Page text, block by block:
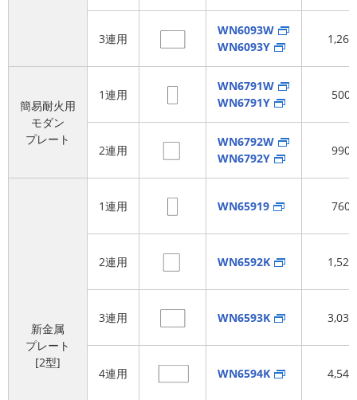
3連用
WN6093W
WN6093Y
簡易耐火用
モダン
プレート
1連用
WN6791W
WN6791Y
500
2連用
WN6792W
WN6792Y
990
新金属
プレート
[2型]
1連用 WN65919 760
2連用 WN6592K
3連用 WN6593K
4連用 WN6594K